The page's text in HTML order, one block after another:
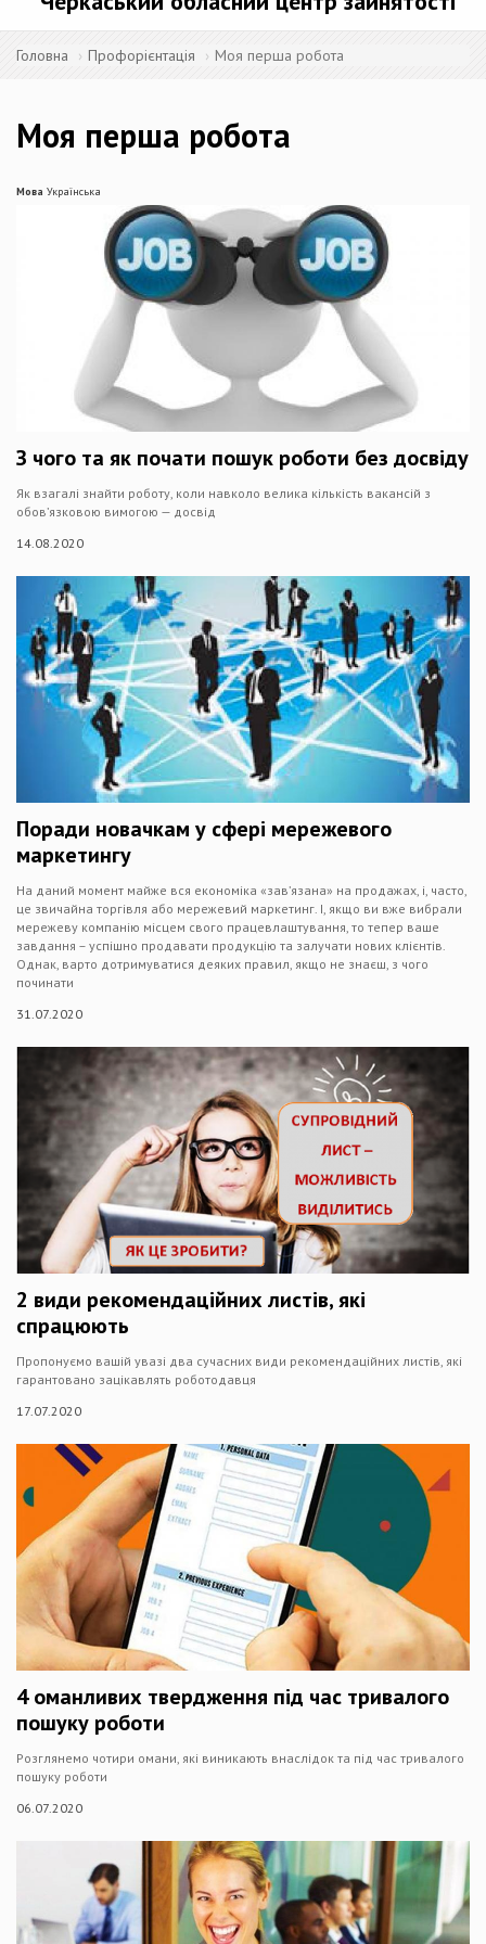
Головна Профорієнтація Моя перша робота
Моя перша робота
Мова Українська
З чого та як почати пошук роботи без досвіду
Як взагалі знайти роботу, коли навколо велика кількість вакансій з
обов’язковою вимогою — досвід
14.08.2020
Поради новачкам у сфері мережевого
маркетингу
На даний момент майже вся економіка «зав’язана» на продажах, і, часто,
це звичайна торгівля або мережевий маркетинг. І, якщо ви вже вибрали
мережеву компанію місцем свого працевлаштування, то тепер ваше
завдання – успішно продавати продукцію та залучати нових клієнтів.
Однак, варто дотримуватися деяких правил, якщо не знаєш, з чого
починати
31.07.2020
2 види рекомендаційних листів, які
спрацюють
Пропонуємо вашій увазі два сучасних види рекомендаційних листів, які
гарантовано зацікавлять роботодавця
17.07.2020
4 оманливих твердження під час тривалого
пошуку роботи
Розглянемо чотири омани, які виникають внаслідок та під час тривалого
пошуку роботи
06.07.2020